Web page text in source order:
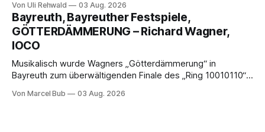
Musik und einem neuen Traumpaar: Elisabeth Teige und
Nicholas Brownlee sorgen für einen der Höhepunkte der
Bayreuther Festspiele 2026.
Von Uli Rehwald 03 Aug. 2026
Bayreuth, Bayreuther Festspiele,
GÖTTERDÄMMERUNG – Richard Wagner,
IOCO
Musikalisch wurde Wagners „Götterdämmerung“ in
Bayreuth zum überwältigenden Finale des „Ring 10010110“:
exzellentes Sängerensemble begeisterten. Die KI-geprägte
Von Marcel Bub 03 Aug. 2026